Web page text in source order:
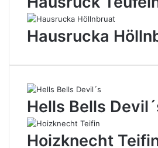
Hausrucka
Hells Bells
Hoizknecht